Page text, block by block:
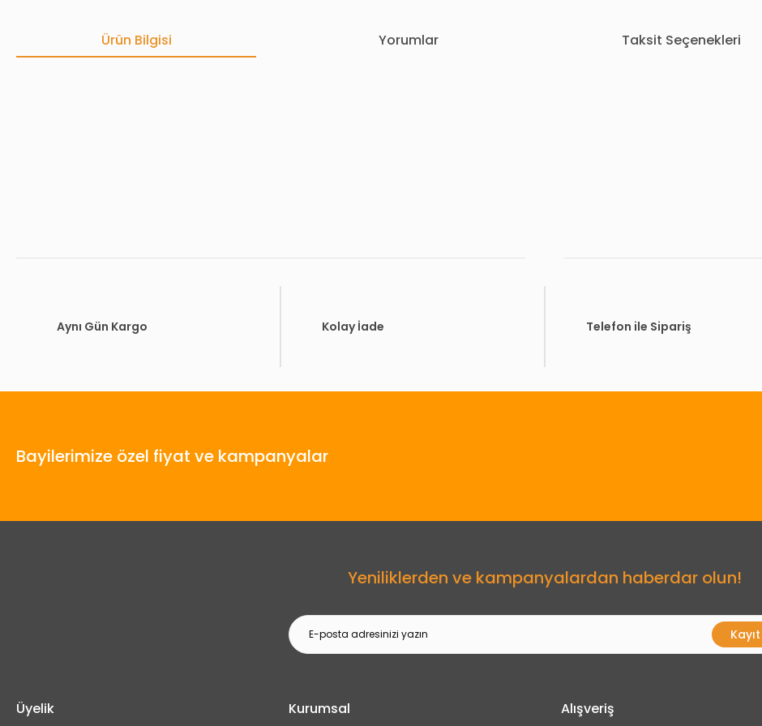
Ürün Bilgisi Yorumlar Taksit Seçenekleri
Gönder
Aynı Gün Kargo Kolay İade Telefon ile Sipariş
Bayilerimize özel fiyat ve kampanyalar
Yeniliklerden ve kampanyalardan haberdar olun!
Üyelik Kurumsal Alışveriş